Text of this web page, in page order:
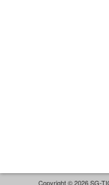
Copyright © 2026 SG-